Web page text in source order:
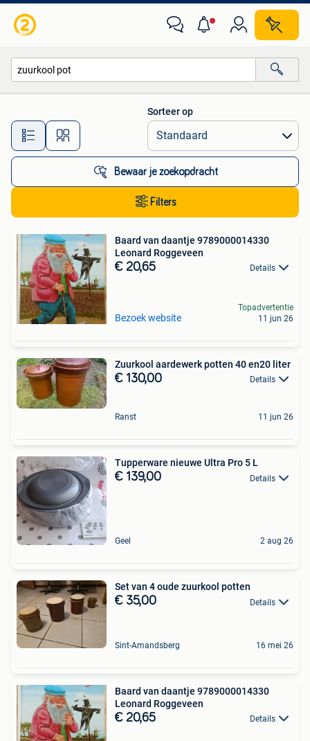
Alle afstanden…
Sorteer op
Bewaar je zoekopdracht
Filters
Baard van daantje 9789000014330
Leonard Roggeveen
€ 20,65 Details
Bezoek website
Topadvertentie
11 jun 26
Zuurkool aardewerk potten 40 en20 liter
€ 130,00 Details
Ranst 11 jun 26
Tupperware nieuwe Ultra Pro 5 L
€ 139,00 Details
Geel 2 aug 26
Set van 4 oude zuurkool potten
€ 35,00 Details
Sint-Amandsberg 16 mei 26
Baard van daantje 9789000014330
Leonard Roggeveen
€ 20,65 Details